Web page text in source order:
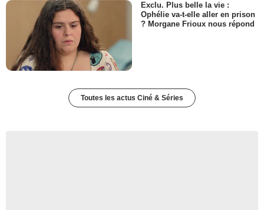
Exclu. Plus belle la vie :
Ophélie va-t-elle aller en prison
? Morgane Frioux nous répond
Toutes les actus Ciné & Séries